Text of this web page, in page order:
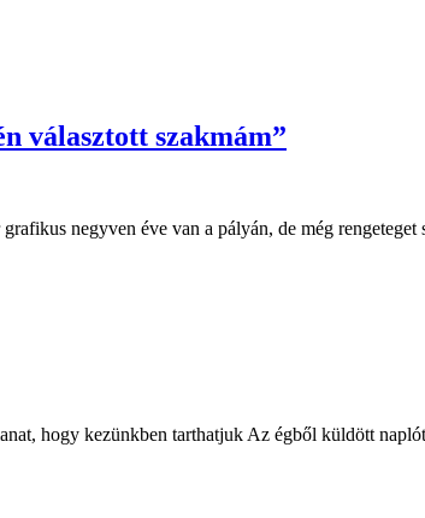
választott szakmám”
negyven éve van a pályán, de még
hogy kezünkben tarthatjuk Az égből küldött